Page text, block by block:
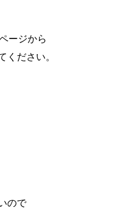
ージから
ださい。
ので